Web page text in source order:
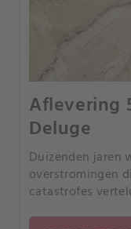
Aflevering
Deluge
Duizenden jaren
overstromingen
catastrofes